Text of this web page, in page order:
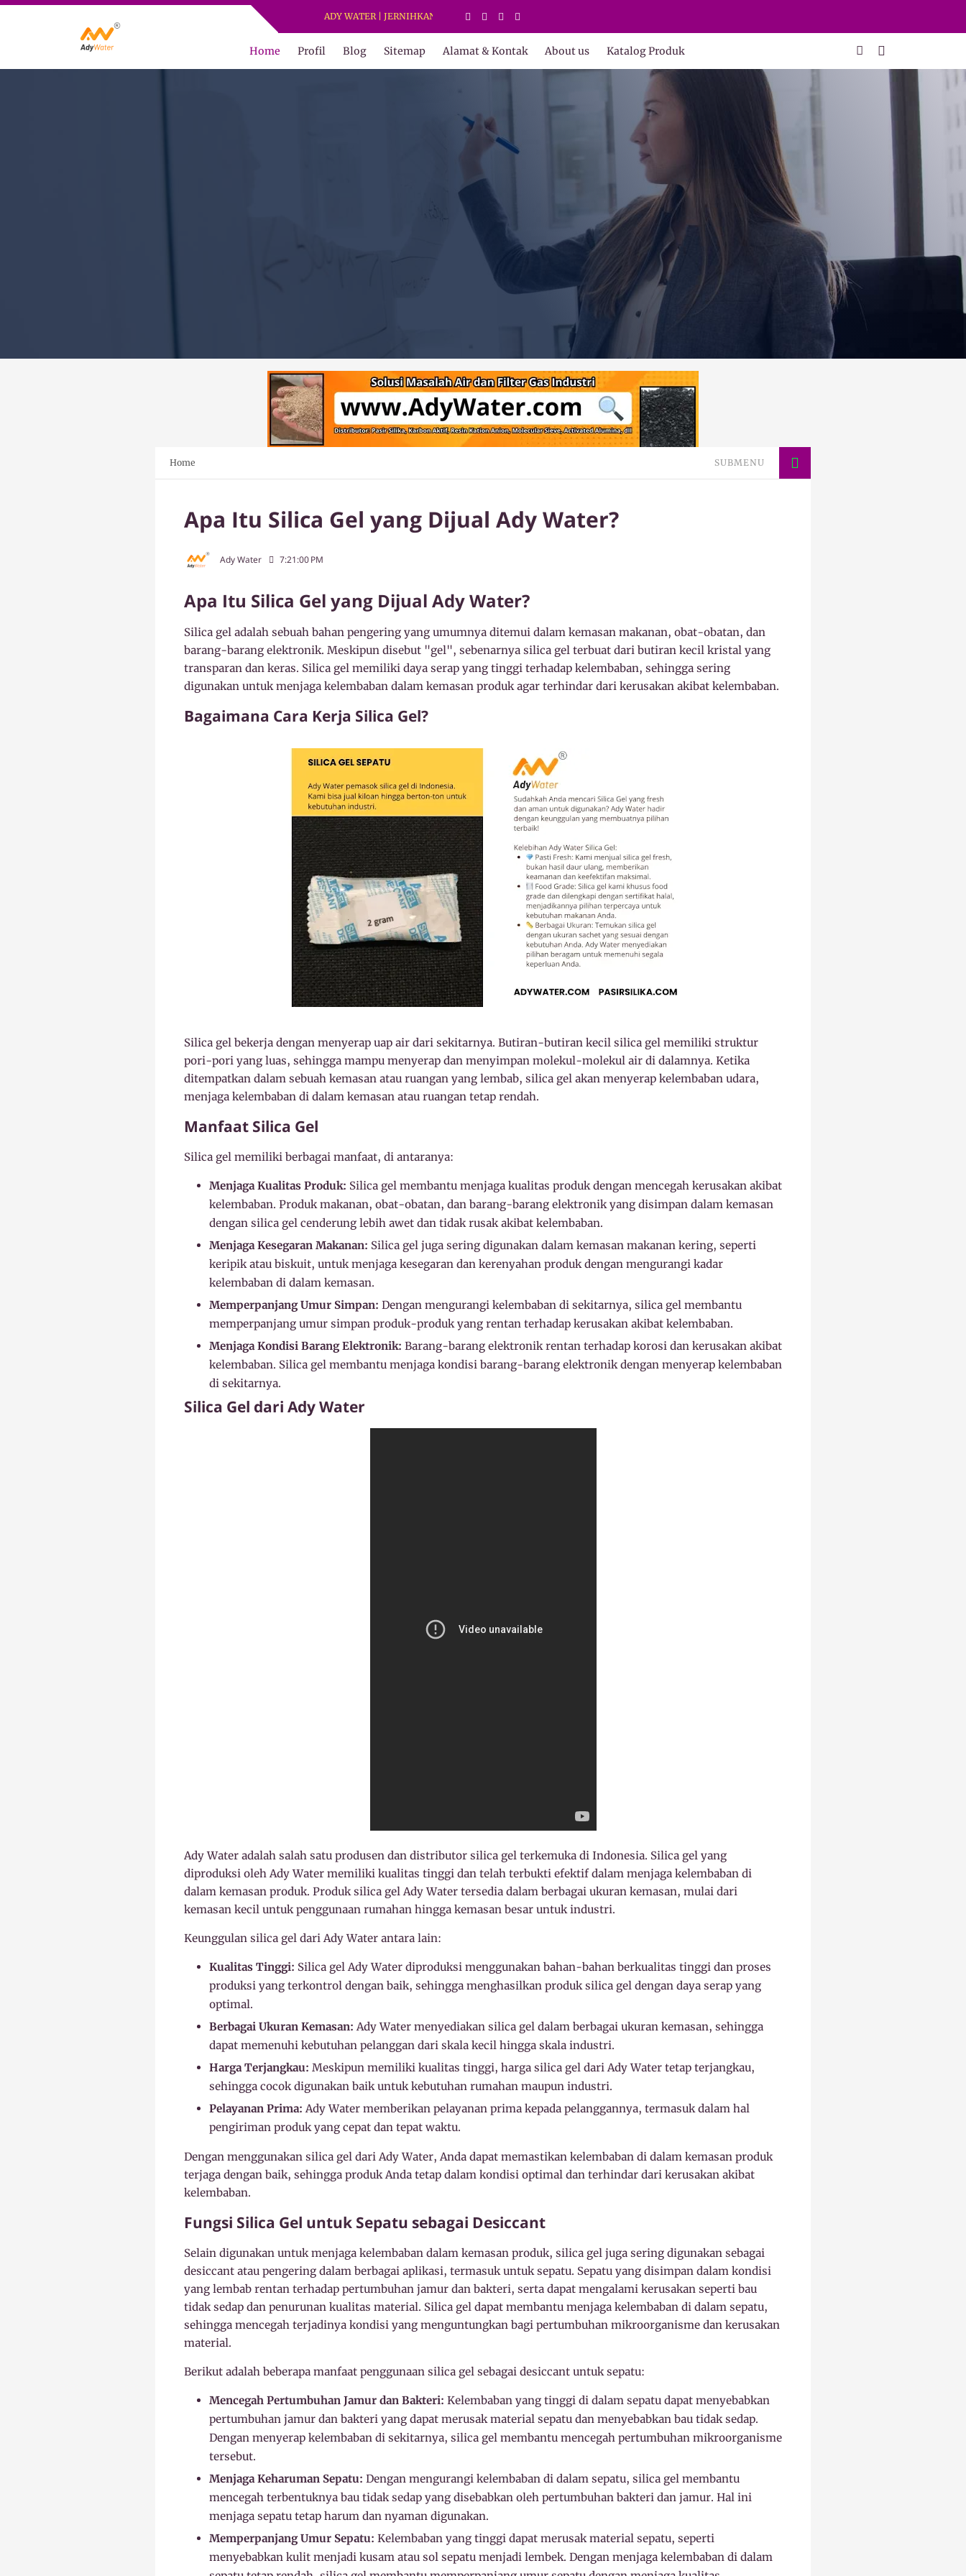
ADY WATER | JERNIHKAN HIDUP
Home Profil Blog Sitemap Alamat & Kontak About us Katalog Produk
Home SUBMENU
Apa Itu Silica Gel yang Dijual Ady Water?
Ady Water 7:21:00 PM
Apa Itu Silica Gel yang Dijual Ady Water?
Silica gel adalah sebuah bahan pengering yang umumnya ditemui dalam kemasan makanan, obat-obatan, dan
barang-barang elektronik. Meskipun disebut "gel", sebenarnya silica gel terbuat dari butiran kecil kristal yang
transparan dan keras. Silica gel memiliki daya serap yang tinggi terhadap kelembaban, sehingga sering
digunakan untuk menjaga kelembaban dalam kemasan produk agar terhindar dari kerusakan akibat kelembaban.
Bagaimana Cara Kerja Silica Gel?
Silica gel bekerja dengan menyerap uap air dari sekitarnya. Butiran-butiran kecil silica gel memiliki struktur
pori-pori yang luas, sehingga mampu menyerap dan menyimpan molekul-molekul air di dalamnya. Ketika
ditempatkan dalam sebuah kemasan atau ruangan yang lembab, silica gel akan menyerap kelembaban udara,
menjaga kelembaban di dalam kemasan atau ruangan tetap rendah.
Manfaat Silica Gel
Silica gel memiliki berbagai manfaat, di antaranya:
Menjaga Kualitas Produk: Silica gel membantu menjaga kualitas produk dengan mencegah kerusakan akibat
kelembaban. Produk makanan, obat-obatan, dan barang-barang elektronik yang disimpan dalam kemasan
dengan silica gel cenderung lebih awet dan tidak rusak akibat kelembaban.
Menjaga Kesegaran Makanan: Silica gel juga sering digunakan dalam kemasan makanan kering, seperti
keripik atau biskuit, untuk menjaga kesegaran dan kerenyahan produk dengan mengurangi kadar
kelembaban di dalam kemasan.
Memperpanjang Umur Simpan: Dengan mengurangi kelembaban di sekitarnya, silica gel membantu
memperpanjang umur simpan produk-produk yang rentan terhadap kerusakan akibat kelembaban.
Menjaga Kondisi Barang Elektronik: Barang-barang elektronik rentan terhadap korosi dan kerusakan akibat
kelembaban. Silica gel membantu menjaga kondisi barang-barang elektronik dengan menyerap kelembaban
di sekitarnya.
Silica Gel dari Ady Water
Ady Water adalah salah satu produsen dan distributor silica gel terkemuka di Indonesia. Silica gel yang
diproduksi oleh Ady Water memiliki kualitas tinggi dan telah terbukti efektif dalam menjaga kelembaban di
dalam kemasan produk. Produk silica gel Ady Water tersedia dalam berbagai ukuran kemasan, mulai dari
kemasan kecil untuk penggunaan rumahan hingga kemasan besar untuk industri.
Keunggulan silica gel dari Ady Water antara lain:
Kualitas Tinggi: Silica gel Ady Water diproduksi menggunakan bahan-bahan berkualitas tinggi dan proses
produksi yang terkontrol dengan baik, sehingga menghasilkan produk silica gel dengan daya serap yang
optimal.
Berbagai Ukuran Kemasan: Ady Water menyediakan silica gel dalam berbagai ukuran kemasan, sehingga
dapat memenuhi kebutuhan pelanggan dari skala kecil hingga skala industri.
Harga Terjangkau: Meskipun memiliki kualitas tinggi, harga silica gel dari Ady Water tetap terjangkau,
sehingga cocok digunakan baik untuk kebutuhan rumahan maupun industri.
Pelayanan Prima: Ady Water memberikan pelayanan prima kepada pelanggannya, termasuk dalam hal
pengiriman produk yang cepat dan tepat waktu.
Dengan menggunakan silica gel dari Ady Water, Anda dapat memastikan kelembaban di dalam kemasan produk
terjaga dengan baik, sehingga produk Anda tetap dalam kondisi optimal dan terhindar dari kerusakan akibat
kelembaban.
Fungsi Silica Gel untuk Sepatu sebagai Desiccant
Selain digunakan untuk menjaga kelembaban dalam kemasan produk, silica gel juga sering digunakan sebagai
desiccant atau pengering dalam berbagai aplikasi, termasuk untuk sepatu. Sepatu yang disimpan dalam kondisi
yang lembab rentan terhadap pertumbuhan jamur dan bakteri, serta dapat mengalami kerusakan seperti bau
tidak sedap dan penurunan kualitas material. Silica gel dapat membantu menjaga kelembaban di dalam sepatu,
sehingga mencegah terjadinya kondisi yang menguntungkan bagi pertumbuhan mikroorganisme dan kerusakan
material.
Berikut adalah beberapa manfaat penggunaan silica gel sebagai desiccant untuk sepatu:
Mencegah Pertumbuhan Jamur dan Bakteri: Kelembaban yang tinggi di dalam sepatu dapat menyebabkan
pertumbuhan jamur dan bakteri yang dapat merusak material sepatu dan menyebabkan bau tidak sedap.
Dengan menyerap kelembaban di sekitarnya, silica gel membantu mencegah pertumbuhan mikroorganisme
tersebut.
Menjaga Keharuman Sepatu: Dengan mengurangi kelembaban di dalam sepatu, silica gel membantu
mencegah terbentuknya bau tidak sedap yang disebabkan oleh pertumbuhan bakteri dan jamur. Hal ini
menjaga sepatu tetap harum dan nyaman digunakan.
Memperpanjang Umur Sepatu: Kelembaban yang tinggi dapat merusak material sepatu, seperti
menyebabkan kulit menjadi kusam atau sol sepatu menjadi lembek. Dengan menjaga kelembaban di dalam